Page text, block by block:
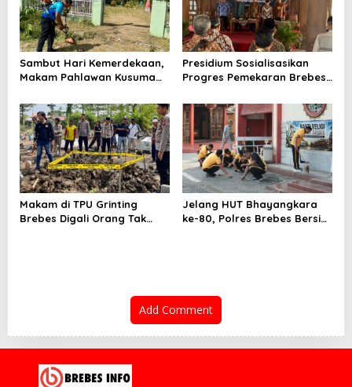
Sambut Hari Kemerdekaan,
Makam Pahlawan Kusuma
Dibersihkan
Presidium Sosialisasikan
Progres Pemekaran Brebes
Pansus DPRD Jateng Jadi
Tahap Berikutnya
Makam di TPU Grinting
Brebes Digali Orang Tak
Jelang HUT Bhayangkara
ke-80, Polres Brebes Bersih-
Add Comment